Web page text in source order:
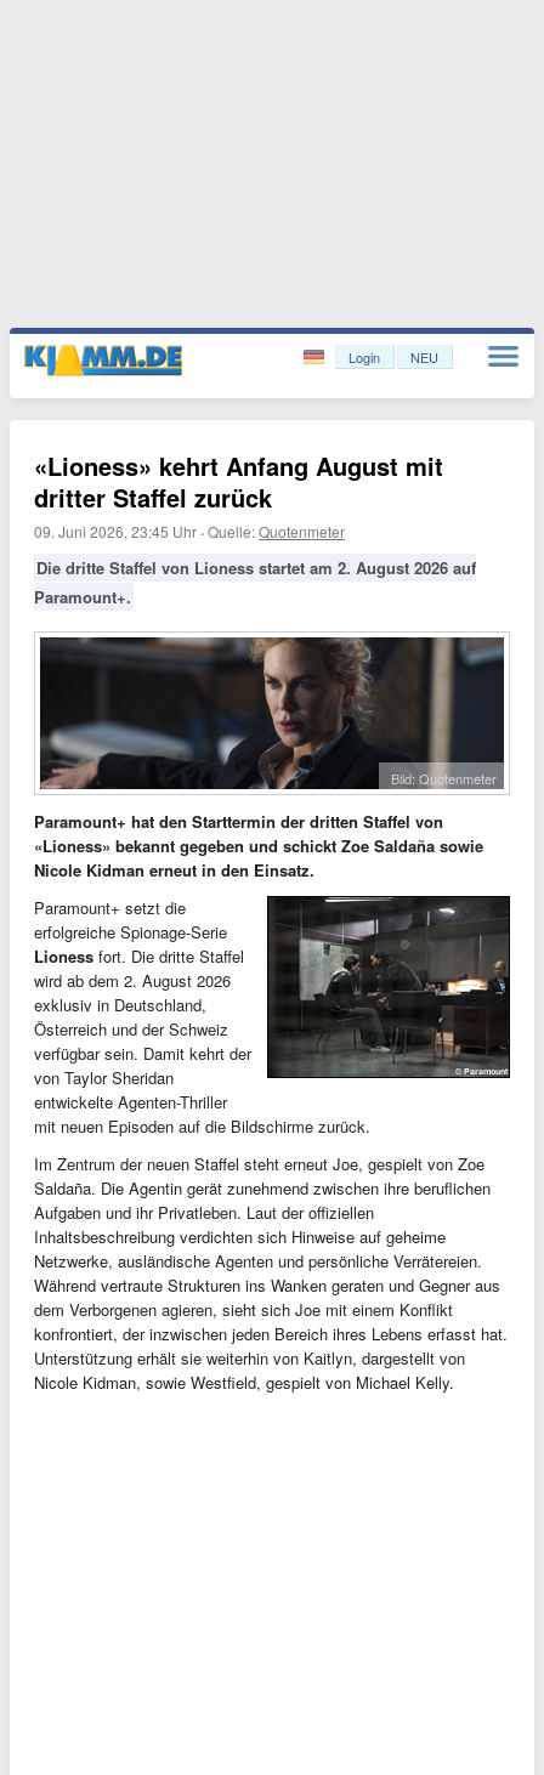
Login NEU
«Lioness» kehrt Anfang August mit
dritter Staffel zurück
09. Juni 2026, 23:45 Uhr ·Quelle:Quotenmeter
Die dritte Staffel von Lioness startet am 2. August 2026 auf
Paramount+.
Bild: Quotenmeter
Paramount+ hat den Starttermin der dritten Staffel von
«Lioness» bekannt gegeben und schickt Zoe Saldaña sowie
Nicole Kidman erneut in den Einsatz.
Paramount+ setzt die
erfolgreiche Spionage-Serie
Lioness fort. Die dritte Staffel
wird ab dem 2. August 2026
exklusiv in Deutschland,
Österreich und der Schweiz
verfügbar sein. Damit kehrt der
von Taylor Sheridan
entwickelte Agenten-Thriller
mit neuen Episoden auf die Bildschirme zurück.
Im Zentrum der neuen Staffel steht erneut Joe, gespielt von Zoe
Saldaña. Die Agentin gerät zunehmend zwischen ihre beruflichen
Aufgaben und ihr Privatleben. Laut der offiziellen
Inhaltsbeschreibung verdichten sich Hinweise auf geheime
Netzwerke, ausländische Agenten und persönliche Verrätereien.
Während vertraute Strukturen ins Wanken geraten und Gegner aus
dem Verborgenen agieren, sieht sich Joe mit einem Konflikt
konfrontiert, der inzwischen jeden Bereich ihres Lebens erfasst hat.
Unterstützung erhält sie weiterhin von Kaitlyn, dargestellt von
Nicole Kidman, sowie Westfield, gespielt von Michael Kelly.